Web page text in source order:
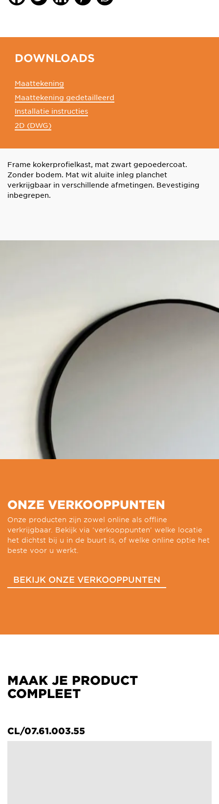
DOWNLOADS
Maattekening
Maattekening gedetailleerd
Installatie instructies
2D (DWG)
Frame kokerprofielkast, mat zwart gepoedercoat.
Zonder bodem. Mat wit aluite inleg planchet
verkrijgbaar in verschillende afmetingen. Bevestiging
inbegrepen.
ONZE VERKOOPPUNTEN
Onze producten zijn zowel online als offline
verkrijgbaar. Bekijk via ‘verkooppunten’ welke locatie
het dichtst bij u in de buurt is, of welke online optie het
beste voor u werkt.
BEKIJK ONZE VERKOOPPUNTEN
MAAK JE PRODUCT
COMPLEET
CL/07.61.003.55